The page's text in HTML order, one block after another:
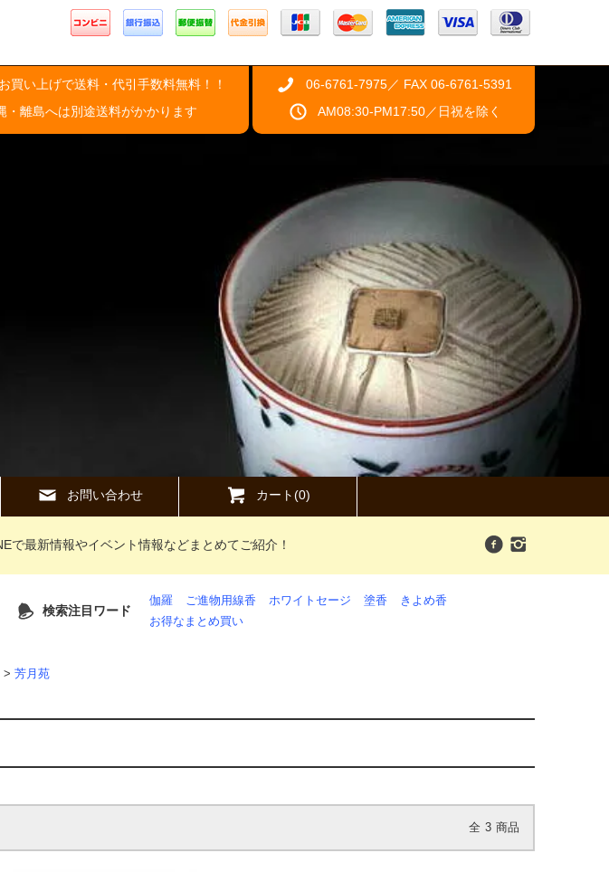
買い上げで送料・代引手数料無料！！
・離島へは別途送料がかかります
06-6761-7975／ FAX 06-6761-5391
AM08:30-PM17:50／日祝を除く
お問い合わせ カート(0)
で最新情報やイベント情報などまとめてご紹介！
検索注目ワード
伽羅 ご進物用線香 ホワイトセージ 塗香
きよめ香
お得なまとめ買い
> 芳月苑
全 3 商品